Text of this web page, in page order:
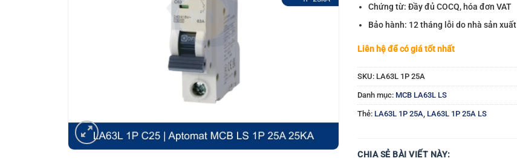
Chứng từ: Đầy đủ COCQ, hóa đơn VAT
Bảo hành: 12 tháng lỗi do nhà sản xuất
Liên hệ để có giá tốt nhất
SKU: LA63L 1P 25A
Danh mục: MCB LA63L LS
Thẻ: LA63L 1P 25A LA63L 1P 25A LS
CHIA SẺ BÀI VIẾT NÀY: